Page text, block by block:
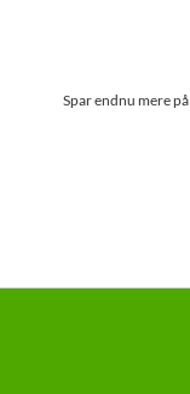
Spar endnu mere